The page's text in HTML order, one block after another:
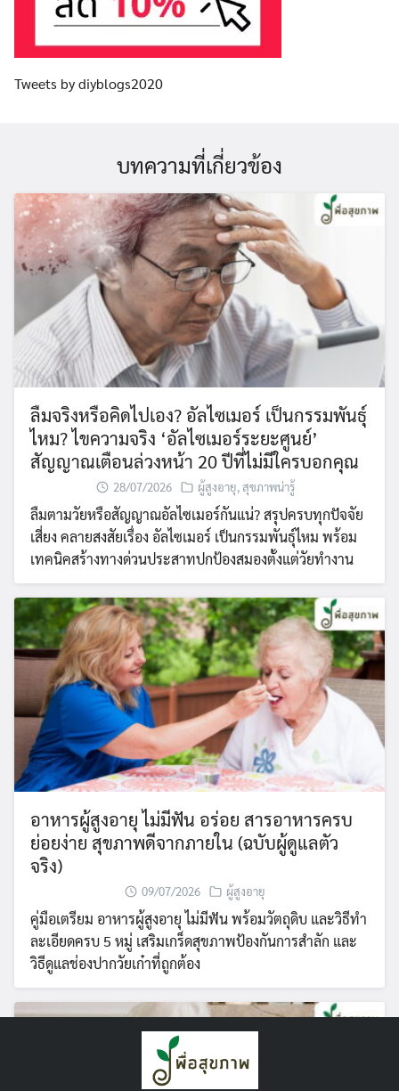
Tweets by diyblogs2020
บทความที่เกี่ยวข้อง
ลืมจริงหรือคิดไปเอง? อัลไซเมอร์ เป็นกรรมพันธุ์
ไหม? ไขความจริง ‘อัลไซเมอร์ระยะศูนย์’
สัญญาณเตือนล่วงหน้า 20 ปีที่ไม่มีใครบอกคุณ
28/07/2026 ผู้สูงอายุ,สุขภาพน่ารู้
ลืมตามวัยหรือสัญญาณอัลไซเมอร์กันแน่? สรุปครบทุกปัจจัย
เสี่ยง คลายสงสัยเรื่อง อัลไซเมอร์ เป็นกรรมพันธุ์ไหม พร้อม
เทคนิคสร้างทางด่วนประสาทปกป้องสมองตั้งแต่วัยทำงาน
อาหารผู้สูงอายุ ไม่มีฟัน อร่อย สารอาหารครบ
ย่อยง่าย สุขภาพดีจากภายใน (ฉบับผู้ดูแลตัว
จริง)
09/07/2026 ผู้สูงอายุ
คู่มือเตรียม อาหารผู้สูงอายุ ไม่มีฟัน พร้อมวัตถุดิบ และวิธีทำ
ละเอียดครบ 5 หมู่ เสริมเกร็ดสุขภาพป้องกันการสำลัก และ
วิธีดูแลช่องปากวัยเก๋าที่ถูกต้อง